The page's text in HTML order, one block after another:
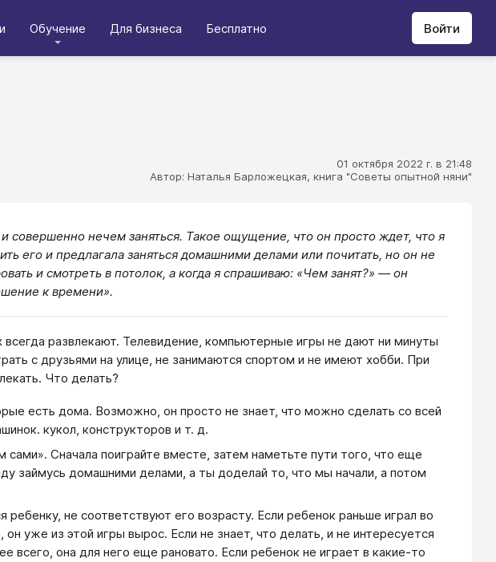
Обучение Для бизнеса Бесплатно Войти
01 октября 2022 г. в 21:48
Автор: Наталья Барложецкая, книга "Советы опытной няни"
совершенно нечем заняться. Такое ощущение, что он просто ждет, что я
его и предлагала заняться домашними делами или почитать, но он не
и смотреть в потолок, а когда я спрашиваю: «Чем занят?» — он
к времени».
развлекают. Телевидение, компьютерные игры не дают ни минуты
с друзьями на улице, не занимаются спортом и не имеют хобби. При
Что делать?
есть дома. Возможно, он просто не знает, что можно сделать со всей
кукол, конструкторов и т. д.
Сначала поиграйте вместе, затем наметьте пути того, что еще
займусь домашними делами, а ты доделай то, что мы начали, а потом
не соответствуют его возрасту. Если ребенок раньше играл во
уже из этой игры вырос. Если не знает, что делать, и не интересуется
она для него еще рановато. Если ребенок не играет в какие-то